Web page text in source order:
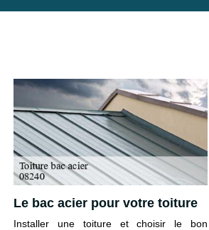
Le bac acier pour votre toiture
Installer une toiture et choisir le bon